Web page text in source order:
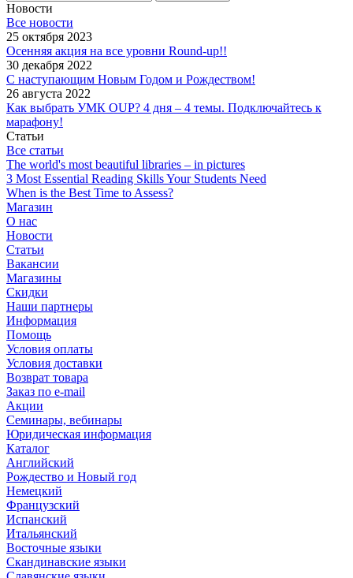
Новости
Все новости
25 октября 2023
Осенняя акция на все уровни Round-up!!
30 декабря 2022
С наступающим Новым Годом и Рождеством!
26 августа 2022
Как выбрать УМК OUP? 4 дня – 4 темы. Подключайтесь к
марафону!
Статьи
Все статьи
The world's most beautiful libraries – in pictures
3 Most Essential Reading Skills Your Students Need
When is the Best Time to Assess?
Магазин
О нас
Новости
Статьи
Вакансии
Магазины
Скидки
Наши партнеры
Информация
Помощь
Условия оплаты
Условия доставки
Возврат товара
Заказ по e-mail
Акции
Семинары, вебинары
Юридическая информация
Каталог
Английский
Рождество и Новый год
Немецкий
Французский
Испанский
Итальянский
Восточные языки
Скандинавские языки